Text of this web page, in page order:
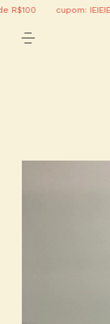
cupom: IEIEIE10